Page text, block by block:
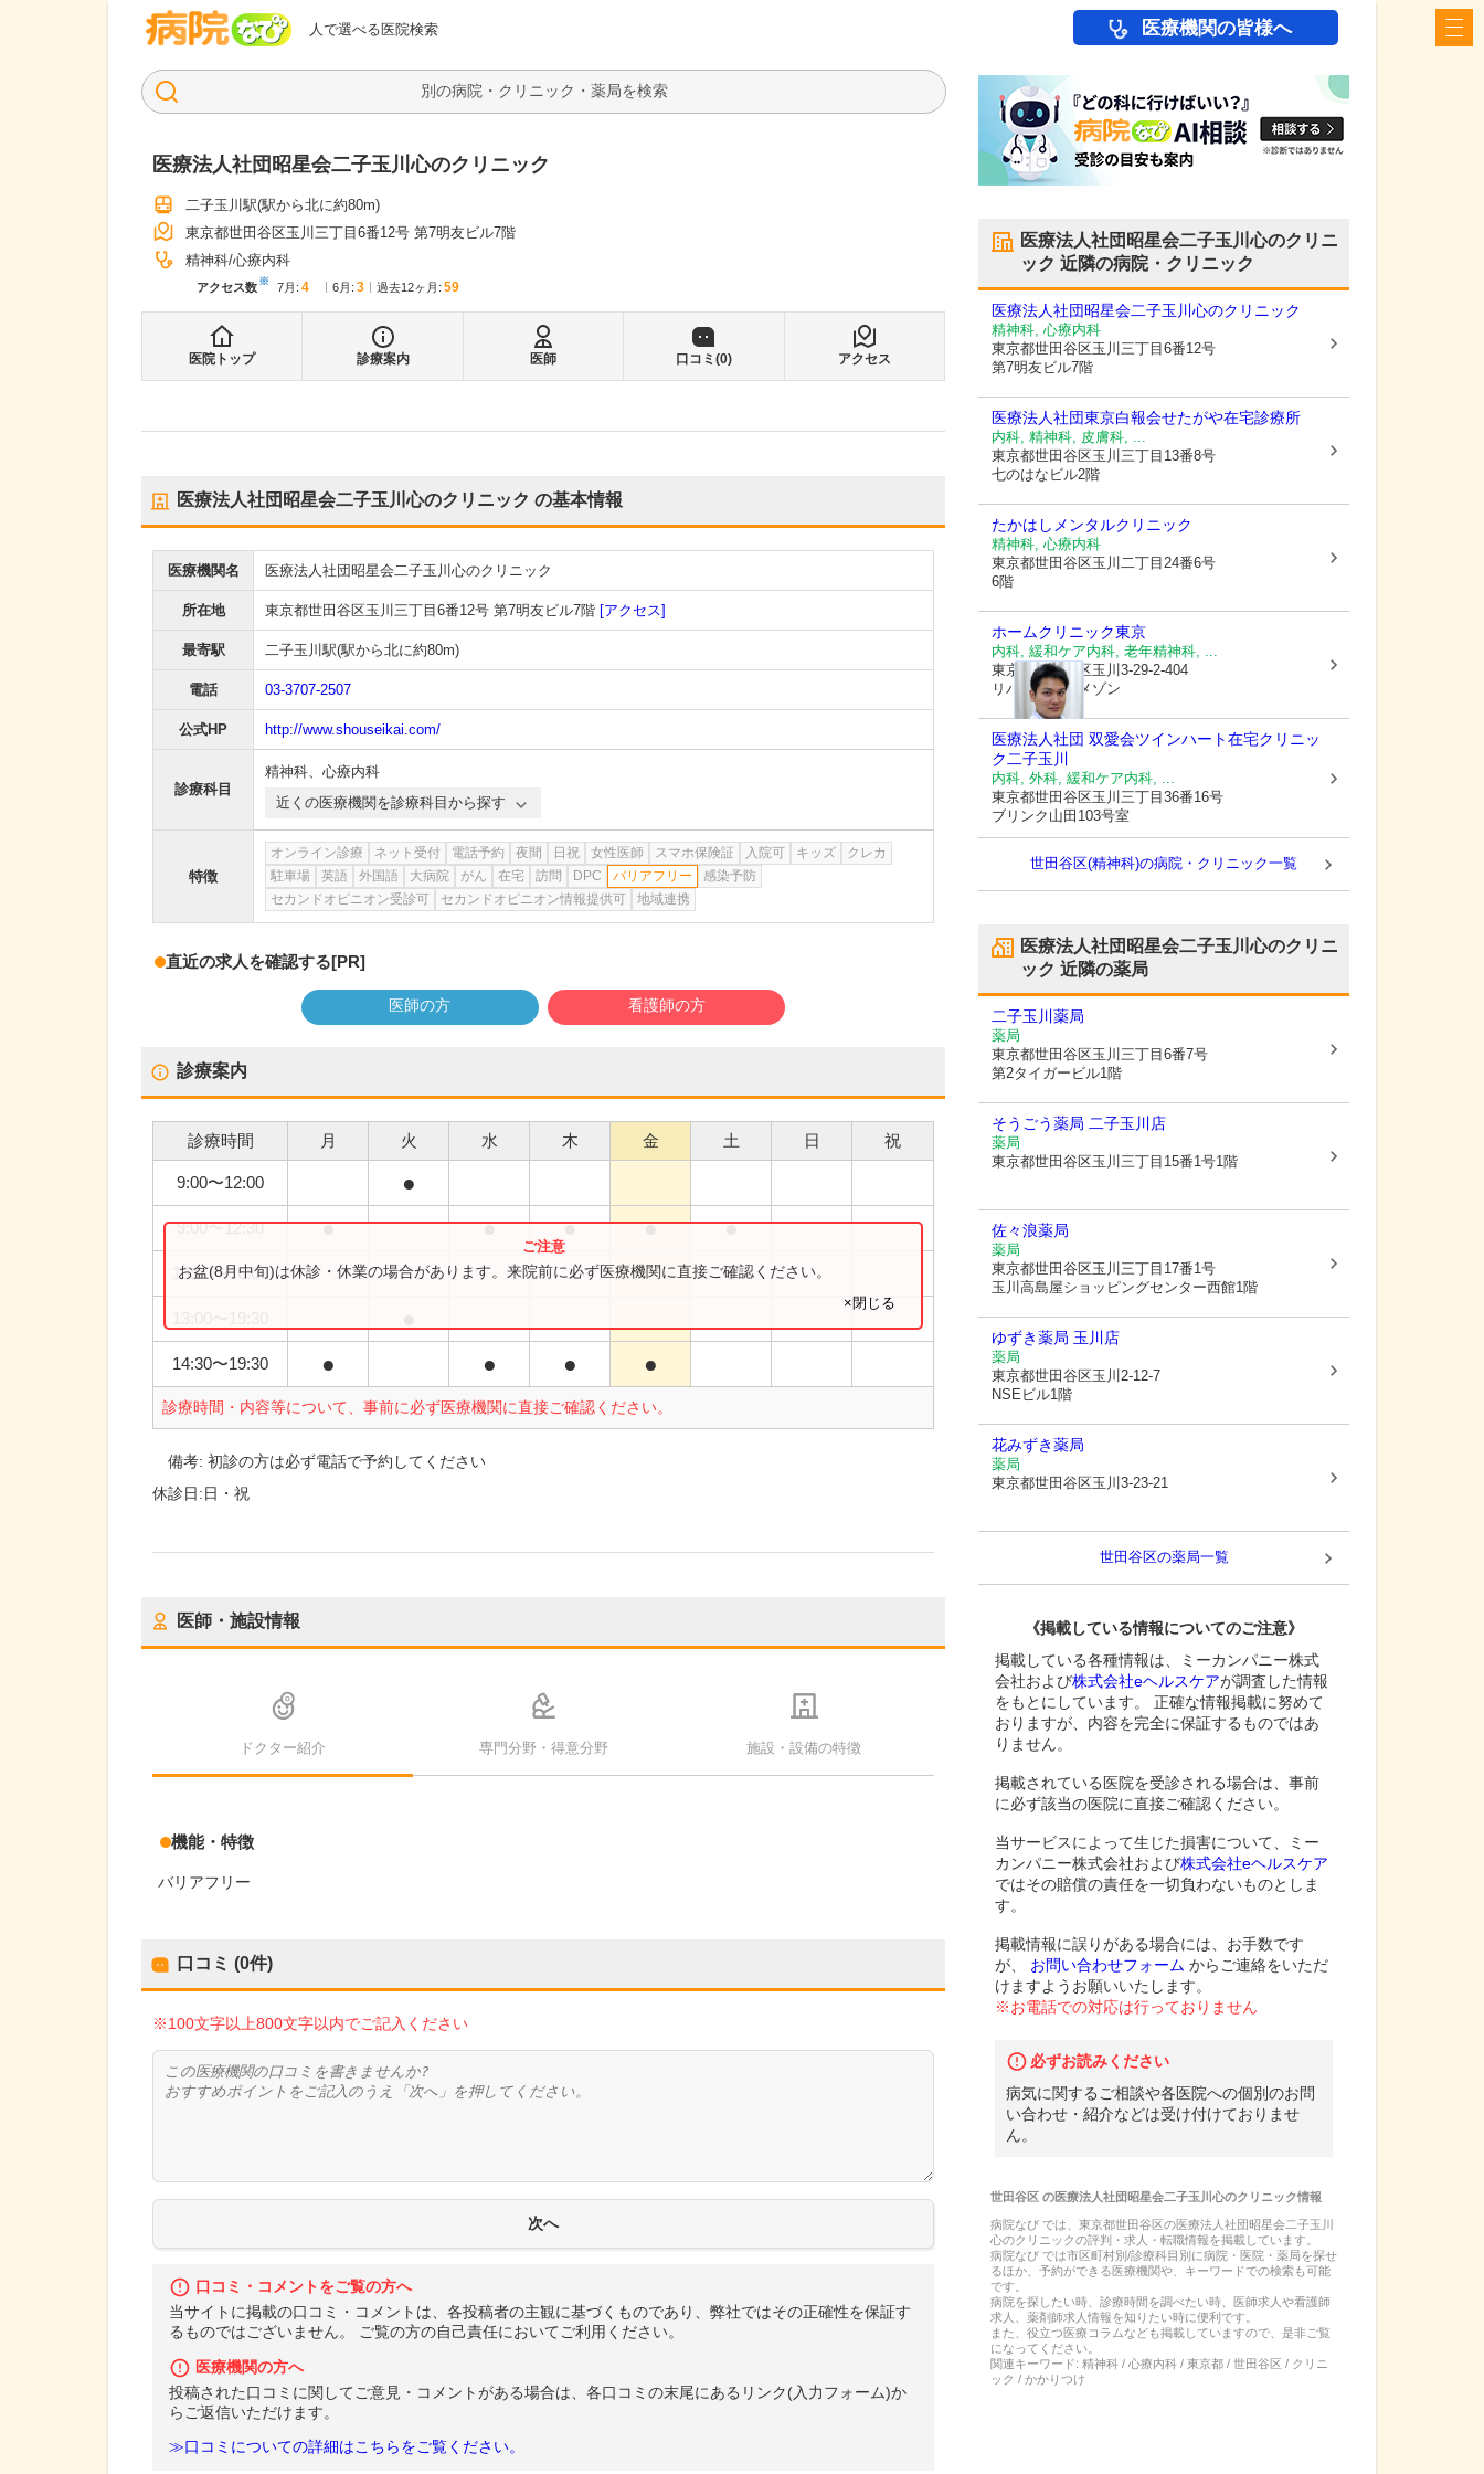
人で選べる医院検索
病院なび 医療機関の皆様へ
検索
医療法人社団昭星会二子玉川心のクリニック
二子玉川駅(駅から北に約80m)
東京都世田谷区玉川三丁目6番12号 第7明友ビル7階
精神科 心療内科
アクセス数※ 7月 : 4 6月 : 3 過去12ヶ月: 59
医院トップ 診療案内 医師 口コミ(0) アクセス
医療法人社団昭星会二子玉川心のクリニック の基本情報
医療機関名 医療法人社団昭星会二子玉川心のクリニック
所在地 東京都世田谷区玉川三丁目6番12号 第7明友ビル7階 [アクセス]
最寄駅 二子玉川駅(駅から北に約80m)
電話 03-3707-2507
公式HP http://www.shouseikai.com/
診療科目
精神科、 心療内科
近くの医療機関を診療科目から探す
特徴
オンライン診療 ネット受付 電話予約 夜間 日祝 女性医師 スマホ保険証 入院可 キッズ
クレカ
駐車場
英語 外国語 大病院 がん 在宅 訪問 DPC バリアフリー
感染予防
セカンドオピニオン受診可
セカンドオピニオン情報提供可 地域連携
直近の求人を確認する[PR]
医師の方 看護師の方
診療案内
診療時間 月 火 水 木 金 土 日 祝
9:00〜12:00 ●
9:00〜12:30 ● ● ● ● ●
13:00〜16:00 ●
14:30〜19:30 ● ● ● ●
診療時間・内容等について、事前に必ず医療機関に直接ご確認ください。
お盆(8月中旬)は休診・休業の場合があります。来院前に必ず医療機関に直接ご確認ください。
×閉じる
備考:初診の方は必ず電話で予約してください
休診日:日・祝
医師・施設情報
ドクター紹介 専門分野・得意分野 施設・設備の特徴
機能・特徴
バリアフリー
口コミ (0件)
※100文字以上800文字以内でご記入ください
口コミ・コメントをご覧の方へ
当サイトに掲載の口コミ・コメントは、各投稿者の主観に基づくものであり、弊社ではその正確性を保証す
るものではございません。 ご覧の方の自己責任においてご利用ください。
医療機関の方へ
投稿された口コミに関してご意見・コメントがある場合は、各口コミの末尾にあるリンク(入力フォーム)か
らご返信いただけます。
≫口コミについての詳細はこちらをご覧ください。
医療法人社団昭星会二子玉川心のクリニ
ック 近隣の病院・クリニック
医療法人社団昭星会二子玉川心のクリニック
精神科, 心療内科
東京都世田谷区玉川三丁目6番12号
第7明友ビル7階
医療法人社団東京白報会せたがや在宅診療所
内科, 精神科, 皮膚科, ...
東京都世田谷区玉川三丁目13番8号
七のはなビル2階
たかはしメンタルクリニック
精神科, 心療内科
東京都世田谷区玉川二丁目24番6号
6階
ホームクリニック東京
内科, 緩和ケア内科, 老年精神科, ...
東京都世田谷区玉川3-29-2-404
リバーサイドメゾン
医療法人社団 双愛会ツインハート在宅クリニッ
ク二子玉川
内科, 外科, 緩和ケア内科, ...
東京都世田谷区玉川三丁目36番16号
ブリンク山田103号室
世田谷区(精神科)の病院・クリニック一覧
医療法人社団昭星会二子玉川心のクリニ
ック 近隣の薬局
二子玉川薬局
薬局
東京都世田谷区玉川三丁目6番7号
第2タイガービル1階
そうごう薬局 二子玉川店
薬局
東京都世田谷区玉川三丁目15番1号1階
佐々浪薬局
薬局
東京都世田谷区玉川三丁目17番1号
玉川高島屋ショッピングセンター西館1階
ゆずき薬局 玉川店
薬局
東京都世田谷区玉川2-12-7
NSEビル1階
花みずき薬局
薬局
東京都世田谷区玉川3-23-21
世田谷区の薬局一覧
《掲載している情報についてのご注意》
掲載している各種情報は、ミーカンパニー株式
会社および株式会社eヘルスケアが調査した情報
をもとにしています。 正確な情報掲載に努めて
おりますが、内容を完全に保証するものではあ
りません。
掲載されている医院を受診される場合は、事前
に必ず該当の医院に直接ご確認ください。
当サービスによって生じた損害について、ミー
カンパニー株式会社および株式会社eヘルスケア
ではその賠償の責任を一切負わないものとしま
す。
掲載情報に誤りがある場合には、お手数です
が、
お問い合わせフォーム からご連絡をいただ
けますようお願いいたします。
※お電話での対応は行っておりません
必ずお読みください
病気に関するご相談や各医院への個別のお問
い合わせ・紹介などは受け付けておりませ
ん。
世田谷区の医療法人社団昭星会二子玉川心のクリニック情報
病院なび では、 東京都世田谷区の医療法人社団昭星会二子玉川
心のクリニックの評判・求人・転職情報を掲載しています。
病院なび では市区町村別/診療科目別に病院・医院・薬局を探せ
るほか、予約ができる医療機関や、キーワードでの検索も可能
です。
病院を探したい時、診療時間を調べたい時、医師求人や看護師
求人、薬剤師求人情報を知りたい時に便利です。
また、役立つ医療コラムなども掲載していますので、是非ご覧
になってください。
関連キーワード: 精神科 / 心療内科 / 東京都 / 世田谷区 / クリニ
ック / かかりつけ